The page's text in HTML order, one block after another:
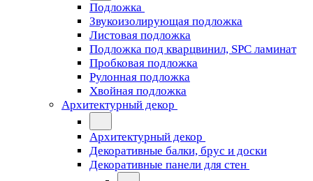
Подложка
Звукоизолирующая подложка
Листовая подложка
Подложка под кварцвинил, SPC ламинат
Пробковая подложка
Рулонная подложка
Хвойная подложка
Архитектурный декор
Архитектурный декор
Декоративные балки, брус и доски
Декоративные панели для стен